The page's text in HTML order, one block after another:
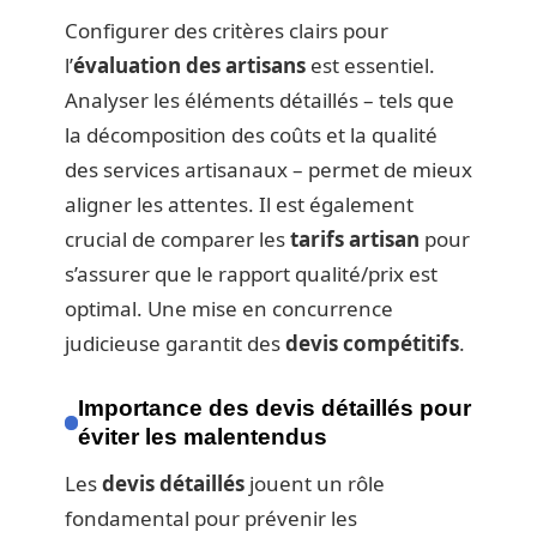
Configurer des critères clairs pour
l’évaluation des artisans est essentiel.
Analyser les éléments détaillés – tels que
la décomposition des coûts et la qualité
des services artisanaux – permet de mieux
aligner les attentes. Il est également
crucial de comparer lestarifs artisan pour
s’assurer que le rapport qualité/prix est
optimal. Une mise en concurrence
judicieuse garantit desdevis compétitifs.
Importance des devis détaillés pour
éviter les malentendus
Lesdevis détaillés jouent un rôle
fondamental pour prévenir les